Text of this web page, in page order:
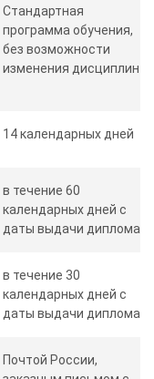
Стандартная
программа обучения,
без возможности
изменения дисциплин
14 календарных дней
в течение 60
календарных дней с
даты выдачи диплома
в течение 30
календарных дней с
даты выдачи диплома
Почтой России,